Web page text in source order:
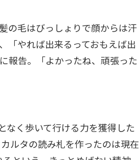
の毛はびっしょりで顔からは汗
「やれば出来るっておもえば出
報告。「よかったね、頑張った
なく歩いて行ける力を獲得した
ルタの読み札を作ったのは現在